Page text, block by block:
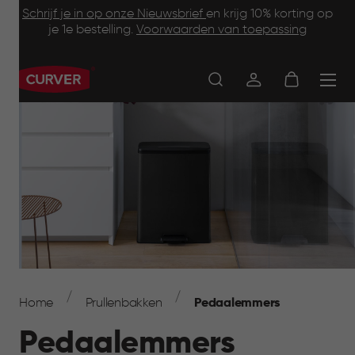
Schrijf je in op onze Nieuwsbrief en krijg 10% korting op
je 1e bestelling. Voorwaarden van toepassing
Main
navigation
Navigation
Home Prullenbakken Pedaalemmers
Pedaalemmers
Footer